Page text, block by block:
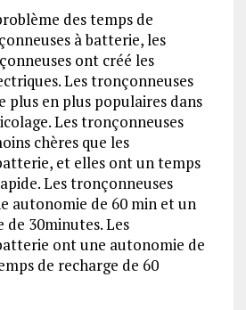
des temps de
à batterie, les
ont créé les
Les tronçonneuses
plus en plus populaires dans
Les tronçonneuses
chères que les
et elles ont un temps
Les tronçonneuses
autonomie de 60 min et un
30minutes. Les
ont une autonomie de
de recharge de 60